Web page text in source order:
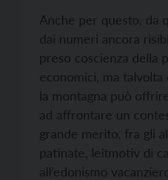
Anche per questo, da
dai numeri ancora
preso coscienza della
economici, ma
la montagna può
ad affrontare un
grande merito, fra gli
patinate, leitmotiv di
all’edonismo